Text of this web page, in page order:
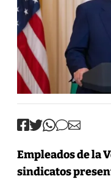
Empleados de la
sindicatos